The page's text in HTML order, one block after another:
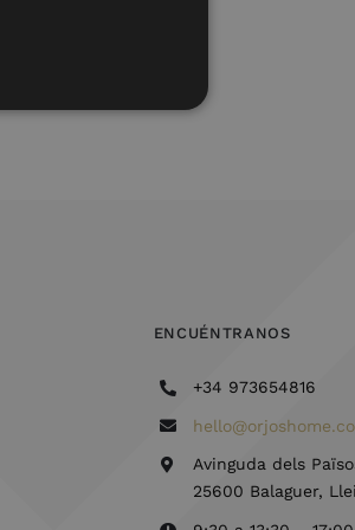
ENCUÉNTRANOS
+34 973654816
Avinguda dels
25600 Balaguer,